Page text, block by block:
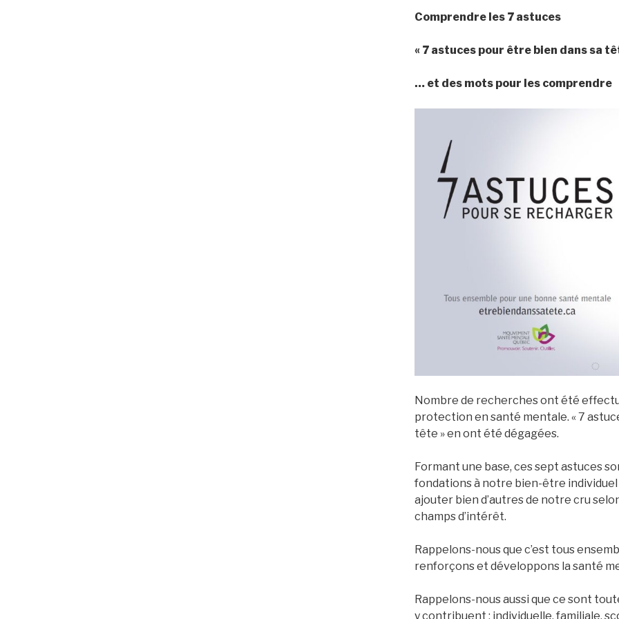
Comprendre les 7 astuces
« 7 astuces pour être bien dans sa
… et des mots pour les comprendre
Nombre de recherches ont été
protection en santé mentale. « 7
tête » en ont été dégagées.
Formant une base, ces sept astuces
fondations à notre bien-être
ajouter bien d’autres de notre cru
champs d’intérêt.
Rappelons-nous que c’est tous
renforçons et développons la santé
Rappelons-nous aussi que ce sont
y contribuent : individuelle, familiale,